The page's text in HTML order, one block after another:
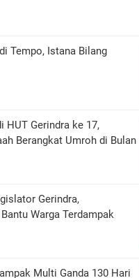
Tempo, Istana Bilang
HUT Gerindra ke 17,
Berangkat Umroh di Bulan
Gerindra,
Warga Terdampak
Multi Ganda 130 Hari